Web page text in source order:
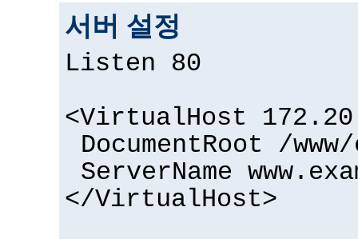
서버 설정
Listen 80
<VirtualHost
DocumentRoot /
ServerName
</VirtualHost>